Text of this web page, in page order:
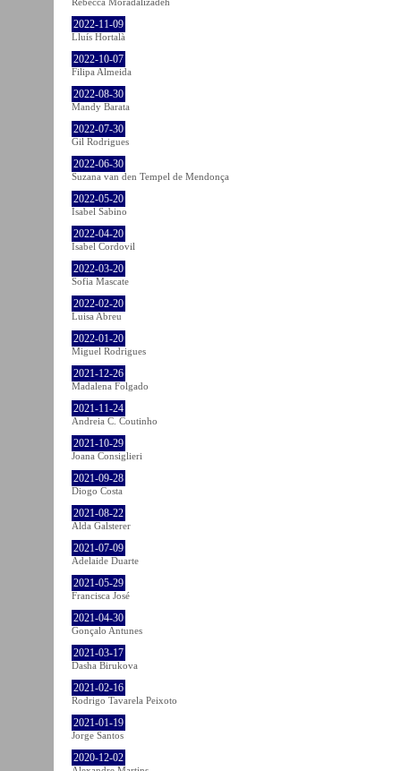
2022-11-09
Lluís Hortalà
2022-10-07
Filipa Almeida
2022-08-30
Mandy Barata
2022-07-30
Gil Rodrigues
2022-06-30
Suzana van den Tempel de Mendonça
2022-05-20
Isabel Sabino
2022-04-20
Isabel Cordovil
2022-03-20
Sofia Mascate
2022-02-20
Luisa Abreu
2022-01-20
Miguel Rodrigues
2021-12-26
Madalena Folgado
2021-11-24
Andreia C. Coutinho
2021-10-29
Joana Consiglieri
2021-09-28
Diogo Costa
2021-08-22
Alda Galsterer
2021-07-09
Adelaide Duarte
2021-05-29
Francisca José
2021-04-30
Gonçalo Antunes
2021-03-17
Dasha Birukova
2021-02-16
Rodrigo Tavarela Peixoto
2021-01-19
Jorge Santos
2020-12-02